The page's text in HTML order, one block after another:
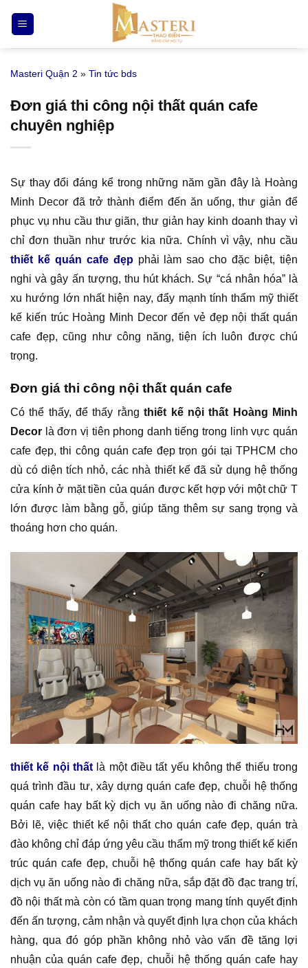
qua
nội
Masteri Quận 2 » Tin tức bds
Đơn giá thi công nội thất quán cafe
chuyên nghiệp
Sự thay đổi đáng kể trong những năm gần đây là Hoàng
Minh Decor đã trở thành điểm đến ăn uống, thư giản để
phục vụ nhu cầu thư giãn, thư giản hay kinh doanh thay vì
chỉ đơn thuần như trước kia nữa. Chính vì vậy, nhu cầu
thiết kế quán cafe đẹpphải làm sao cho đặc biệt, tiện
nghi và gây ấn tượng, thu hút khách. Sự “cá nhân hóa” là
xu hướng lớn nhất hiện nay, đẩy mạnh tính thẩm mỹ thiết
kế kiến trúc Hoàng Minh Decor đến vẻ đẹp nội thất quán
cafe đẹp, cũng như công năng, tiện ích luôn được chú
trọng.
Đơn giá thi công nội thất quán cafe
Có thể thấy, để thấy rằngthiết kế nội thất Hoàng Minh
Decor là đơn vị tiên phong danh tiếng trong linh vực quán
cafe đẹp, thi công quán cafe đẹp trọn gói tại TPHCM cho
dù có diện tích nhỏ, các nhà thiết kế đã sử dụng hệ thống
cửa kính ở mặt tiền của quán được kết hợp với một chữ T
lớn được làm bằng gỗ, giúp tăng thêm sự sang trọng và
thoáng hơn cho quán.
thiết kế nội thấtlà một điều tất yếu không thể thiếu trong
quá trình đầu tư, xây dựng quán cafe đẹp, chuỗi hệ thống
quán cafe hay bất kỳ dịch vụ ăn uống nào đi chăng nữa.
Bởi lẽ, việc thiết kế nội thất cho quán cafe đẹp, quán trà
đào không chỉ đáp ứng yêu cầu thẩm mỹ trong thiết kế kiến
trúc quán cafe đẹp, chuỗi hệ thống quán cafe hay bất kỳ
dịch vụ ăn uống nào đi chăng nữa, sắp đặt đồ đạc trang trí,
đồ nội thất mà còn có tầm quan trọng mang tính quyết định
đến ấn tượng, cảm nhận và quyết định lựa chọn của khách
hàng, qua đó góp phần không nhỏ vào vấn đề tăng lợi
nhuận của quán cafe đẹp, chuỗi hệ thống quán cafe hay